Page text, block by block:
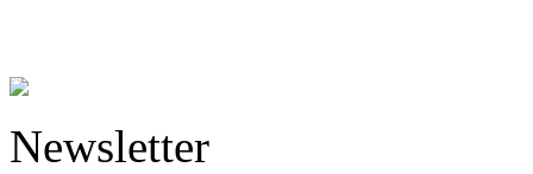
Newsletter